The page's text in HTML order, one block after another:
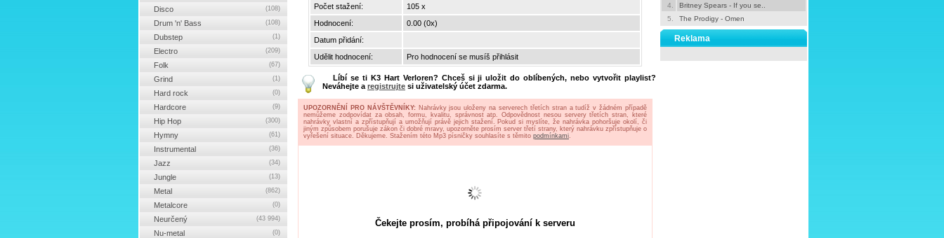
Počet stažení:
105 x
Hodnocení:
0.00 (0x)
Datum přidání:
Udělit hodnocení:
Pro hodnocení se musíš přihlásit
Líbí se ti K3 Hart Verloren? Chceš si ji uložit do oblíbených, nebo vytvořit playlist?
Neváhejte a registrujte si uživatelský účet zdarma.
UPOZORNĚNÍ PRO NÁVŠTĚVNÍKY: Nahrávky jsou uloženy na serverech třetích stran a tudíž v žádném případě
nemůžeme zodpovídat za obsah, formu, kvalitu, správnost atp. Odpovědnost nesou servery třetích stran, které
nahrávky vlastní a zpřístupňují a umožňují právě jejich stažení. Pokud si myslíte, že nahrávka pohoršuje okolí, či
jiným způsobem porušuje zákon či dobré mravy, upozorněte prosím server třetí strany, který nahrávku zpřístupňuje o
vyřešení situace. Děkujeme. Stažením této Mp3 písničky souhlasíte s těmito podmínkami.
Čekejte prosím, probíhá připojování k serveru
4.
Britney Spears - If you se..
5.
The Prodigy - Omen
Reklama
Disco (108)
Drum 'n' Bass (108)
Dubstep (1)
Electro (209)
Folk (67)
Grind (1)
Hard rock (0)
Hardcore (9)
Hip Hop (300)
Hymny (61)
Instrumental (36)
Jazz (34)
Jungle (13)
Metal (862)
Metalcore (0)
Neurčený (43 994)
Nu-metal (0)